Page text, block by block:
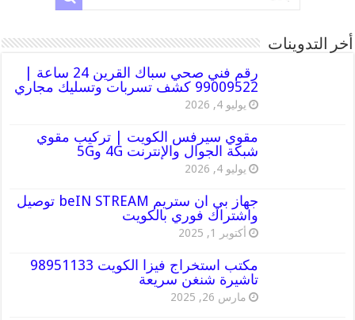
أخر التدوينات
رقم فني صحي سباك القرين 24 ساعة |
99009522 كشف تسربات وتسليك مجاري
يوليو 4, 2026
مقوي سيرفس الكويت | تركيب مقوي
شبكة الجوال والإنترنت 4G و5G
يوليو 4, 2026
جهاز بي ان ستريم beIN STREAM توصيل
واشتراك فوري بالكويت
أكتوبر 1, 2025
مكتب استخراج فيزا الكويت 98951133
تاشيرة شنغن سريعة
مارس 26, 2025